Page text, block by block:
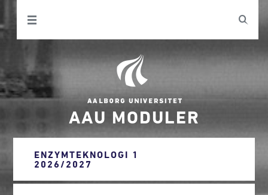
AAU MODULER
ENZYMTEKNOLOGI 1
2026/2027